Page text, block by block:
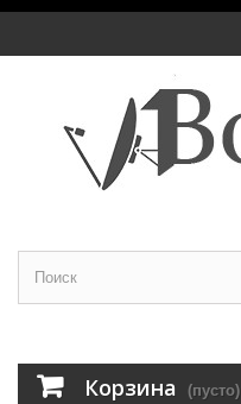
Корзина (пусто)